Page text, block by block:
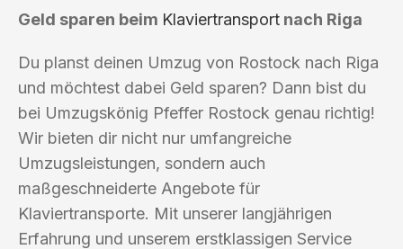
Geld sparen beim Klaviertransport nach Riga
Du planst deinen Umzug von Rostock nach Riga
und möchtest dabei Geld sparen? Dann bist du
bei Umzugskönig Pfeffer Rostock genau richtig!
Wir bieten dir nicht nur umfangreiche
Umzugsleistungen, sondern auch
maßgeschneiderte Angebote für
Klaviertransporte. Mit unserer langjährigen
Erfahrung und unserem erstklassigen Service